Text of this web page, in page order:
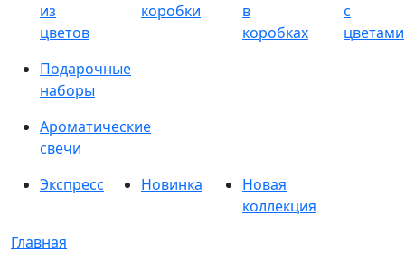
из
цветов
коробки
в
коробках
с
цветами
Подарочные
наборы
Ароматические
свечи
Экспресс
Новинка
Новая
коллекция
Главная